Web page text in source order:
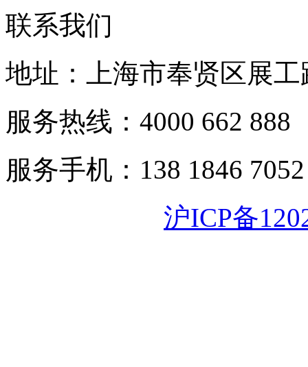
联系我们
地址：上海市奉贤区展工
服务热线：4000 662 888
服务手机：138 1846 7052
沪ICP备